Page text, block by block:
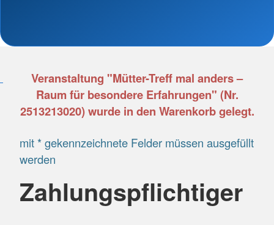
Veranstaltung "Mütter-Treff mal anders –
Raum für besondere Erfahrungen" (Nr.
2513213020) wurde in den Warenkorb gelegt.
mit * gekennzeichnete Felder müssen ausgefüllt
werden
Zahlungspflichtiger